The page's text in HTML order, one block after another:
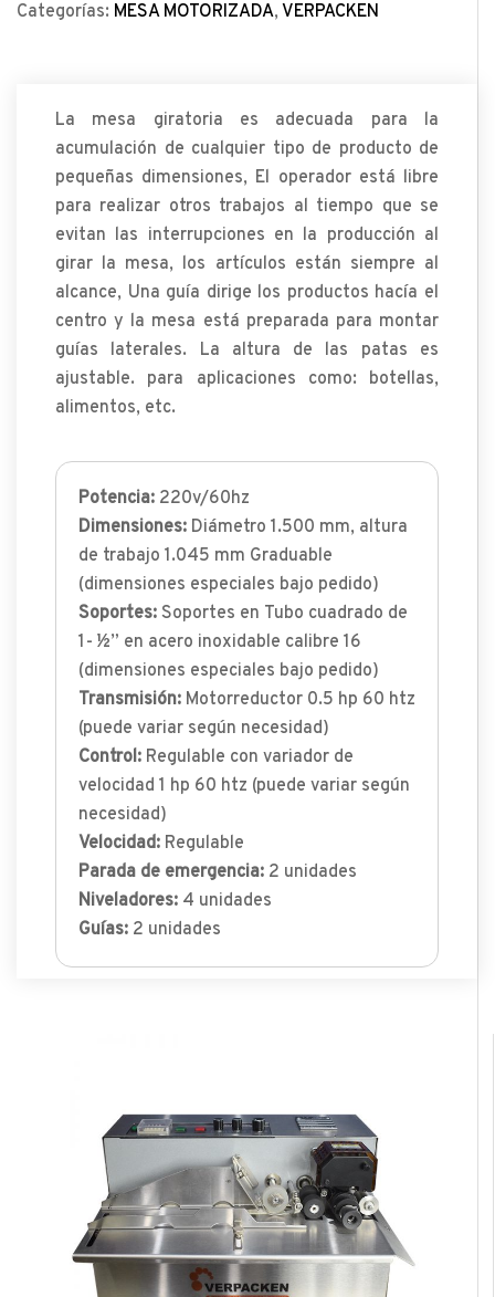
Categorías: MESA MOTORIZADA, VERPACKEN
La mesa giratoria es adecuada para la
acumulación de cualquier tipo de producto de
pequeñas dimensiones, El operador está libre
para realizar otros trabajos al tiempo que se
evitan las interrupciones en la producción al
girar la mesa, los artículos están siempre al
alcance, Una guía dirige los productos hacía el
centro y la mesa está preparada para montar
guías laterales. La altura de las patas es
ajustable. para aplicaciones como: botellas,
alimentos, etc.
Potencia: 220v/60hz
Dimensiones: Diámetro 1.500 mm, altura
de trabajo 1.045 mm Graduable
(dimensiones especiales bajo pedido)
Soportes: Soportes en Tubo cuadrado de
1- ½” en acero inoxidable calibre 16
(dimensiones especiales bajo pedido)
Transmisión: Motorreductor 0.5 hp 60 htz
(puede variar según necesidad)
Control: Regulable con variador de
velocidad 1 hp 60 htz (puede variar según
necesidad)
Velocidad: Regulable
Parada de emergencia: 2 unidades
Niveladores: 4 unidades
Guías: 2 unidades